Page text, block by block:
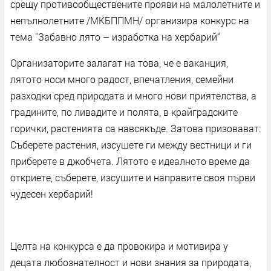
срещу противообществените прояви на малолетните и
непълнолетните /МКБППМН/ организира конкурс на
тема "Забавно лято – изработка на хербарий“
Организаторите залагат на това, че е ваканция,
лятото носи много радост, впечатления, семейни
разходки сред природата и много нови приятелства, а
градините, по ливадите и полята, в крайградските
горички, растенията са навсякъде. Затова призовават:
Съберете растения, изсушете ги между вестници и ги
приберете в джобчета. Лятото е идеалното време да
откриете, съберете, изсушите и направите своя първи
чудесен хербарий!
Целта на конкурса е да провокира и мотивира у
децата любознателност и нови знания за природата,